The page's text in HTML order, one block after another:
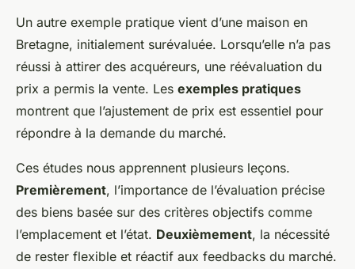
Un autre exemple pratique vient d’une maison en
Bretagne, initialement surévaluée. Lorsqu’elle n’a pas
réussi à attirer des acquéreurs, une réévaluation du
prix a permis la vente. Les exemples pratiques
montrent que l’ajustement de prix est essentiel pour
répondre à la demande du marché.
Ces études nous apprennent plusieurs leçons.
Premièrement, l’importance de l’évaluation précise
des biens basée sur des critères objectifs comme
l’emplacement et l’état. Deuxièmement, la nécessité
de rester flexible et réactif aux feedbacks du marché.